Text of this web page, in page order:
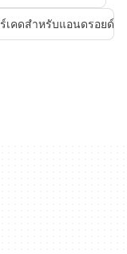
ร์เคดสำหรับแอนดรอยด์